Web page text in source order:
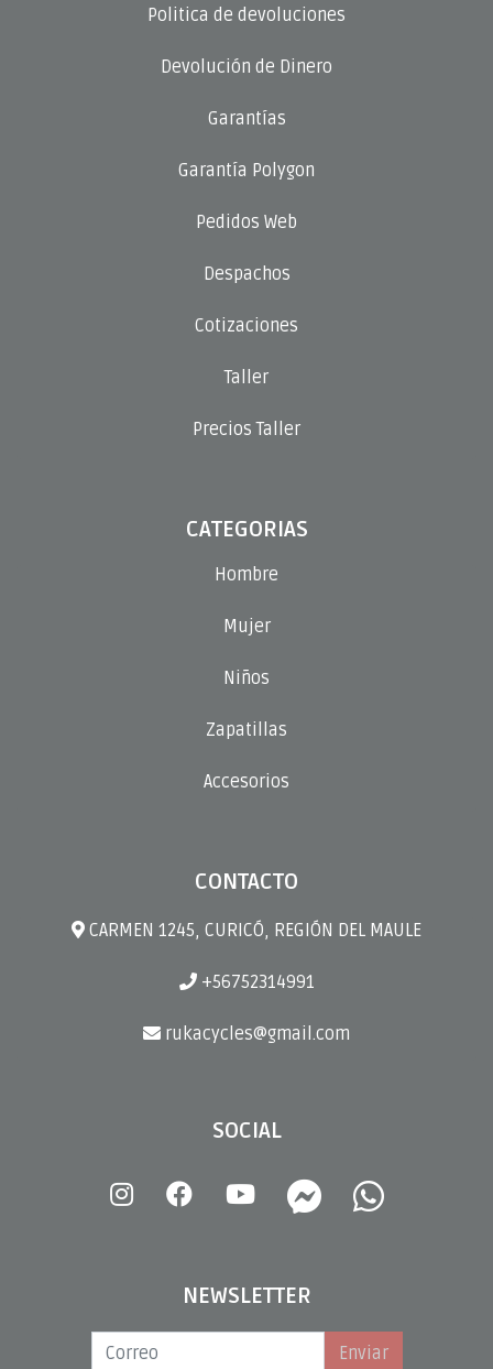
Politica de devoluciones
Devolución de Dinero
Garantías
Garantía Polygon
Pedidos Web
Despachos
Cotizaciones
Taller
Precios Taller
CATEGORIAS
Hombre
Mujer
Niños
Zapatillas
Accesorios
CONTACTO
CARMEN 1245, CURICÓ, REGIÓN DEL MAULE
+56752314991
rukacycles@gmail.com
SOCIAL
NEWSLETTER
Enviar